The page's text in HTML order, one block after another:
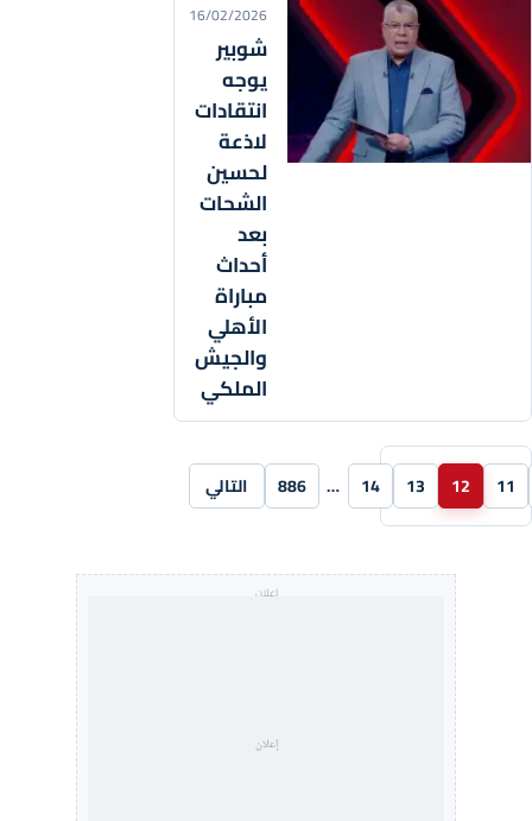
16/02/2026
شوبير
يوجه
انتقادات
لاذعة
لحسين
الشحات
بعد
أحداث
مباراة
الأهلي
والجيش
الملكي
11
12
13
14
…
886 التالي